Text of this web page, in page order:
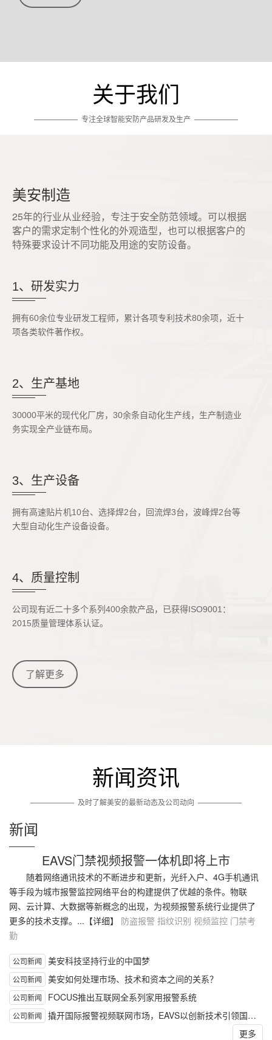
关于我们
—————— 专注全球智能安防产品研发及生产 ——————
美安制造
25年的行业从业经验，专注于安全防范领域。可以根据
客户的需求定制个性化的外观造型，也可以根据客户的
特殊要求设计不同功能及用途的安防设备。
1、研发实力
拥有60余位专业研发工程师，累计各项专利技术80余项，近十
项各类软件著作权。
2、生产基地
30000平米的现代化厂房，30余条自动化生产线，生产制造业
务实现全产业链布局。
3、生产设备
拥有高速贴片机10台、选择焊2台，回流焊3台，波峰焊2台等
大型自动化生产设备设备。
4、质量控制
公司现有近二十多个系列400余款产品，已获得ISO9001：
2015质量管理体系认证。
了解更多
新闻资讯
—————— 及时了解美安的最新动态及公司动向 ——————
新闻
———
EAVS门禁视频报警一体机即将上市
随着网络通讯技术的不断进步和更新，光纤入户、4G手机通讯
等手段为城市报警监控网络平台的构建提供了优越的条件。物联
网、云计算、大数据等新概念的出现，为视频报警系统行业提供了
更多的技术支撑。... 【详细】 防盗报警 指纹识别 视频监控 门禁考
勤
公司新闻 美安科技坚持行业的中国梦
公司新闻 美安如何处理市场、技术和资本之间的关系？
公司新闻 FOCUS推出互联网全系列家用报警系统
公司新闻
撬开国际报警视频联网市场，EAVS以创新技术引领国…
更多